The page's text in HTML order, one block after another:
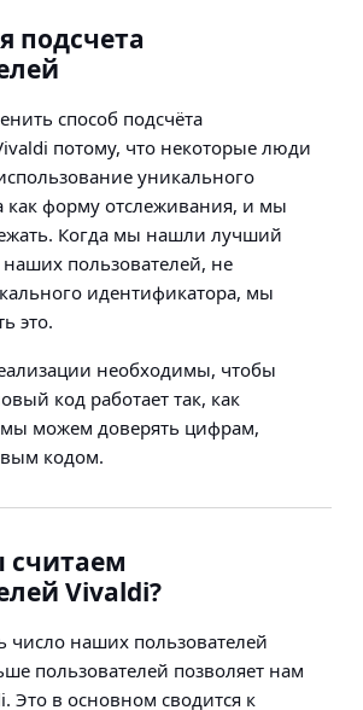
подсчета
способ подсчёта
потому, что некоторые люди
уникального
как форму отслеживания, и мы
Когда мы нашли лучший
наших пользователей, не
идентификатора, мы
это.
необходимы, чтобы
код работает так, как
можем доверять цифрам,
кодом.
Vivaldi?
число наших пользователей
пользователей позволяет нам
Это в основном сводится к